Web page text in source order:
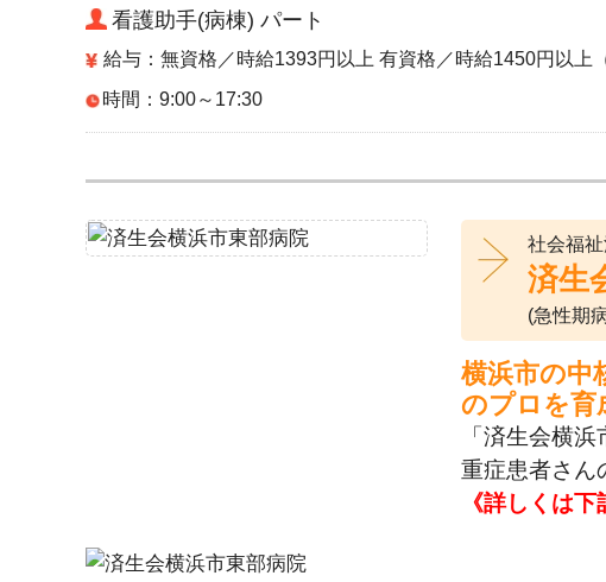
看護助手(病棟) パート
給与：無資格／時給1393円以上 有資格／時給1450円以上
時間：9:00～17:30
社会福
済生
(急性期
横浜市の中
のプロを育
「済生会横
重症患者さん
《詳しくは